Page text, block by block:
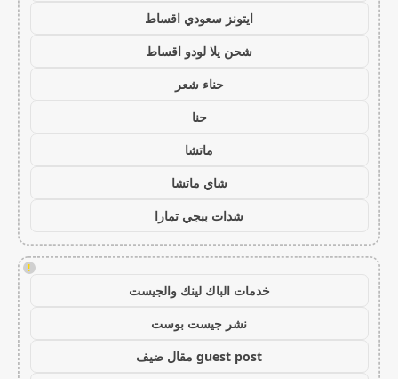
ايتونز سعودي اقساط
شحن يلا لودو اقساط
حناء شعر
حنا
ماتشا
شاي ماتشا
شدات ببجي تمارا
!
خدمات الباك لينك والجيست
نشر جيست بوست
guest post مقال ضيف